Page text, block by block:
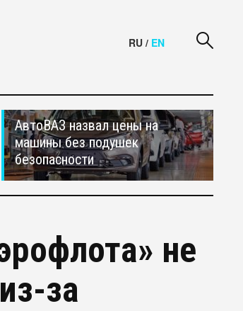
RU / EN
АвтоВАЗ назвал цены на
машины без подушек
безопасности
не
за